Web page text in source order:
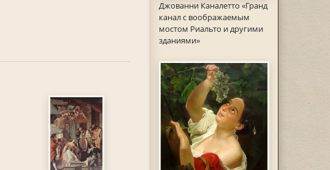
Джованни Каналетто «Гранд
канал с воображаемым
мостом Риальто и другими
зданиями»